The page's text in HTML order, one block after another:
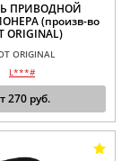
ПРИВОДНОЙ
(произв-во
ORIGINAL)
ORIGINAL
L***#
270 руб.